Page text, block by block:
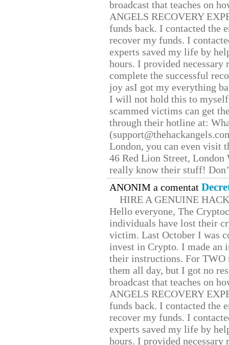
broadcast that teaches on
ANGELS RECOVERY
funds back. I contacted the
recover my funds. I
experts saved my life by
hours. I provided
complete the successful
joy asI got my everything
I will not hold this to
scammed victims can get
through their hotline at:
London, you can even visit
46 Red Lion Street, London
really know their stuff!
ANONIM a comentat
HIRE A GENUINE
Hello everyone, The
individuals have lost their
victim. Last October I was
invest in Crypto. I made
their instructions. For TWO
them all day, but I got no
broadcast that teaches on
ANGELS RECOVERY
funds back. I contacted the
recover my funds. I
experts saved my life by
hours. I provided